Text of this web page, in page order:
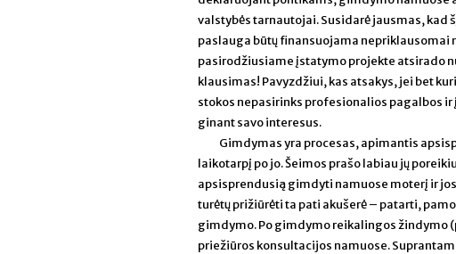
valstybės tarnautojai. Susidarė jausmas,
paslauga būtų finansuojama nepriklausomai
pasirodžiusiame įstatymo projekte atsirado
klausimas! Pavyzdžiui, kas atsakys, jei bet
stokos nepasirinks profesionalios pagalbos
ginant savo interesus.
Gimdymas yra procesas, apimantis
laikotarpį po jo. Šeimos prašo labiau jų
apsisprendusią gimdyti namuose moterį ir
turėtų prižiūrėti ta pati akušerė – patarti,
gimdymo. Po gimdymo reikalingos žindymo
priežiūros konsultacijos namuose.